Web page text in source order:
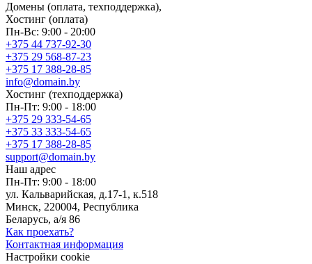
Домены (оплата, техподдержка),
Хостинг (оплата)
Пн-Вс: 9:00 - 20:00
+375 44 737-92-30
+375 29 568-87-23
+375 17 388-28-85
info@domain.by
Хостинг (техподдержка)
Пн-Пт: 9:00 - 18:00
+375 29 333-54-65
+375 33 333-54-65
+375 17 388-28-85
support@domain.by
Наш адрес
Пн-Пт: 9:00 - 18:00
ул. Кальварийская, д.17-1, к.518
Минск, 220004, Республика
Беларусь, а/я 86
Как проехать?
Контактная информация
Настройки cookie